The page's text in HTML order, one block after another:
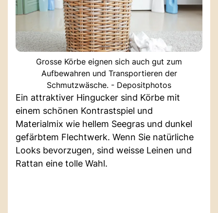
Grosse Körbe eignen sich auch gut zum
Aufbewahren und Transportieren der
Schmutzwäsche. - Depositphotos
Ein attraktiver Hingucker sind Körbe mit
einem schönen Kontrastspiel und
Materialmix wie hellem Seegras und dunkel
gefärbtem Flechtwerk. Wenn Sie natürliche
Looks bevorzugen, sind weisse Leinen und
Rattan eine tolle Wahl.